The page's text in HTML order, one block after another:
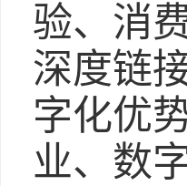
验、消
深度链
字化优
业、数